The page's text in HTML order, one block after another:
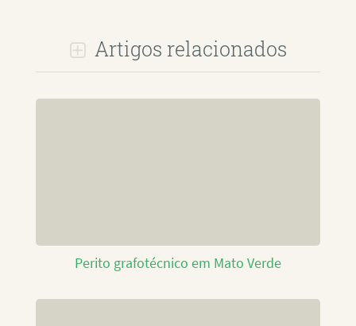
Artigos relacionados
Perito grafotécnico em Mato Verde